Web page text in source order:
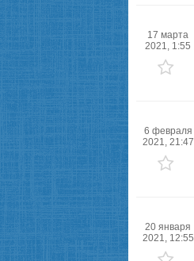
17 марта
2021, 1:55
6 февраля
2021, 21:47
20 января
2021, 12:55